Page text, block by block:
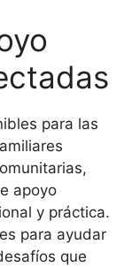
para las
apoyo
y práctica.
para ayudar
que